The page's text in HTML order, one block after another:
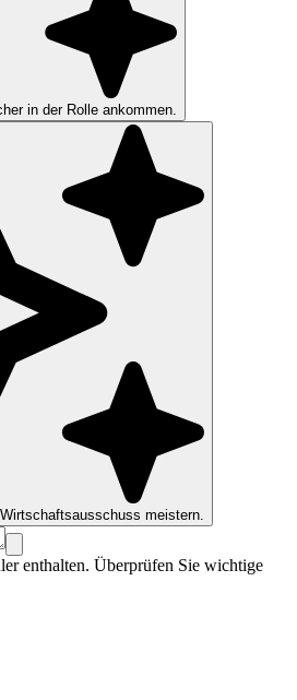
in der Rolle ankommen.
meistern.
enthalten. Überprüfen Sie wichtige